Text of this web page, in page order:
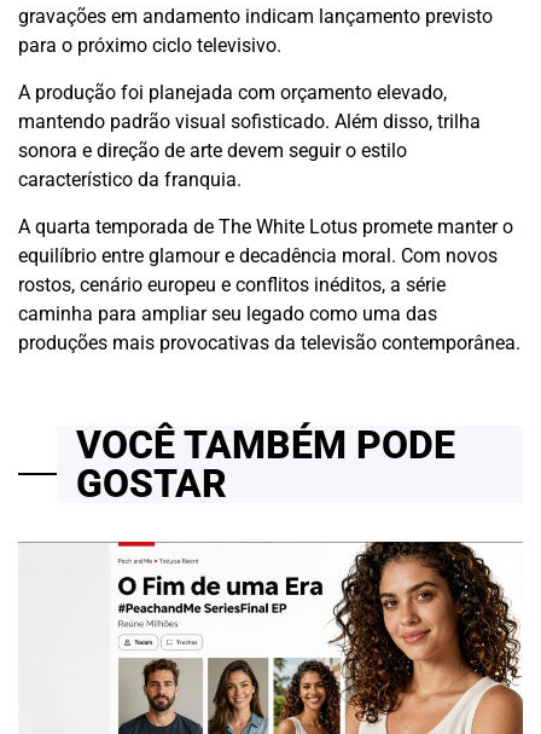
gravações em andamento indicam lançamento previsto
para o próximo ciclo televisivo.
A produção foi planejada com orçamento elevado,
mantendo padrão visual sofisticado. Além disso, trilha
sonora e direção de arte devem seguir o estilo
característico da franquia.
A quarta temporada de The White Lotus promete manter o
equilíbrio entre glamour e decadência moral. Com novos
rostos, cenário europeu e conflitos inéditos, a série
caminha para ampliar seu legado como uma das
produções mais provocativas da televisão contemporânea.
VOCÊ TAMBÉM PODE
GOSTAR